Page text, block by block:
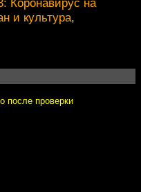
Коронавирус на
и культура,
после проверки